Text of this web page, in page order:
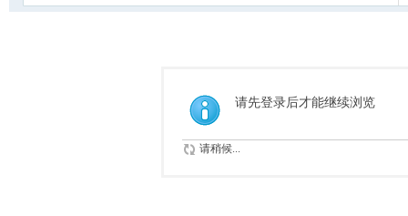
请先登录后才能继续浏览
请稍候...